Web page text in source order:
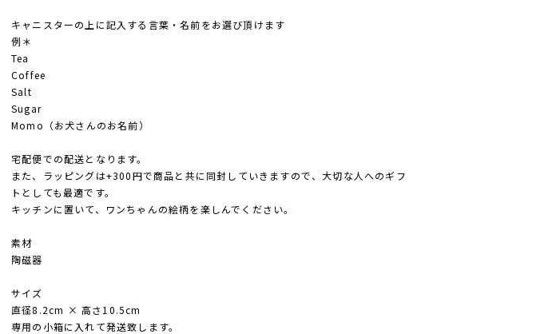
キャニスターの上に記入する言葉・名前をお選び頂けます
例＊
Tea
Coffee
Salt
Sugar
Momo（お犬さんのお名前）
宅配便での配送となります。
また、ラッピングは+300円で商品と共に同封していきますので、大切な人へのギフ
トとしても最適です。
キッチンに置いて、ワンちゃんの絵柄を楽しんでください。
素材
陶磁器
サイズ
直径8.2cm × 高さ10.5cm
専用の小箱に入れて発送致します。